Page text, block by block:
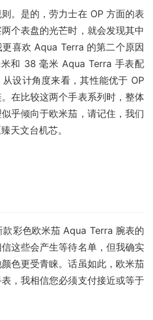
。是的，劳力士在 OP 方面的表
个表盘的光芒时，就会发现其中
喜欢 Aqua Terra 的第二个原因
和 38 毫米 Aqua Terra 手表配
设计角度来看，其性能优于 OP
在比较这两个手表系列时，整体
乎倾向于欧米茄，请记住，我们
天文台机芯。
彩色欧米茄 Aqua Terra 腕表的
这些会产生等待名单，但我确实
色更受青睐。话虽如此，欧米茄
，我相信您必须支付接近或等于